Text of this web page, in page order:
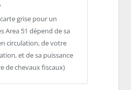
grise pour un
Area 51 dépend de sa
circulation, de votre
et de sa puissance
de chevaux fiscaux)